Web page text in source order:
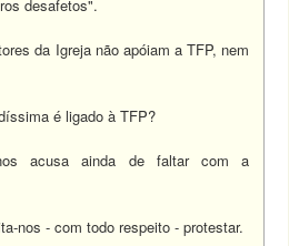
desafetos".
da Igreja não apóiam a TFP, nem
é ligado à TFP?
acusa ainda de faltar com a
nos - com todo respeito - protestar.